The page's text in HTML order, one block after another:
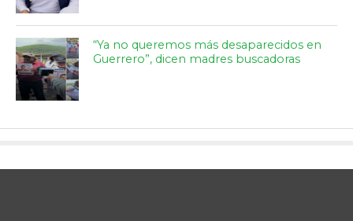
“Ya no queremos más desaparecidos en
Guerrero”, dicen madres buscadoras